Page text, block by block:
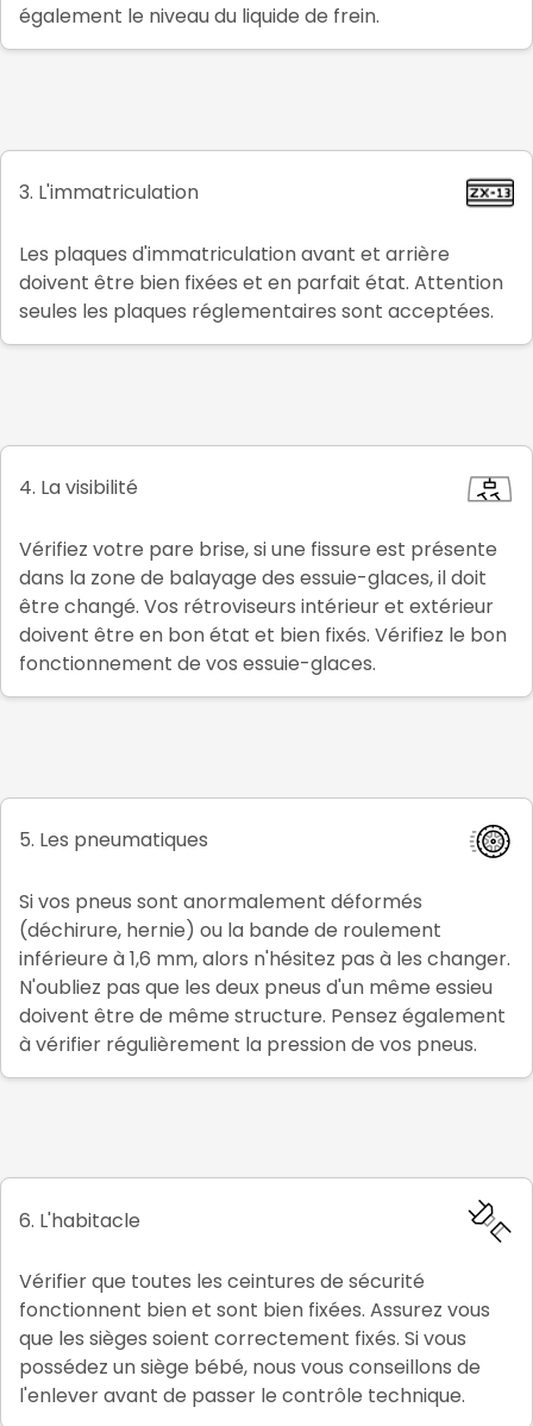
également le niveau du liquide de frein.
3. L'immatriculation
Les plaques d'immatriculation avant et arrière
doivent être bien fixées et en parfait état. Attention
seules les plaques réglementaires sont acceptées.
4. La visibilité
Vérifiez votre pare brise, si une fissure est présente
dans la zone de balayage des essuie-glaces, il doit
être changé. Vos rétroviseurs intérieur et extérieur
doivent être en bon état et bien fixés. Vérifiez le bon
fonctionnement de vos essuie-glaces.
5. Les pneumatiques
Si vos pneus sont anormalement déformés
(déchirure, hernie) ou la bande de roulement
inférieure à 1,6 mm, alors n'hésitez pas à les changer.
N'oubliez pas que les deux pneus d'un même essieu
doivent être de même structure. Pensez également
à vérifier régulièrement la pression de vos pneus.
6. L'habitacle
Vérifier que toutes les ceintures de sécurité
fonctionnent bien et sont bien fixées. Assurez vous
que les sièges soient correctement fixés. Si vous
possédez un siège bébé, nous vous conseillons de
l'enlever avant de passer le contrôle technique.